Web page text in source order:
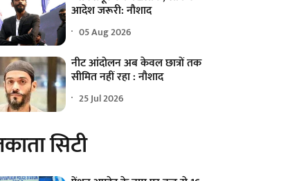
आदेश जरूरी: नौशाद
05 Aug 2026
नीट आंदोलन अब केवल छात्रों तक
सीमित नहीं रहा : नौशाद
25 Jul 2026
सिटी